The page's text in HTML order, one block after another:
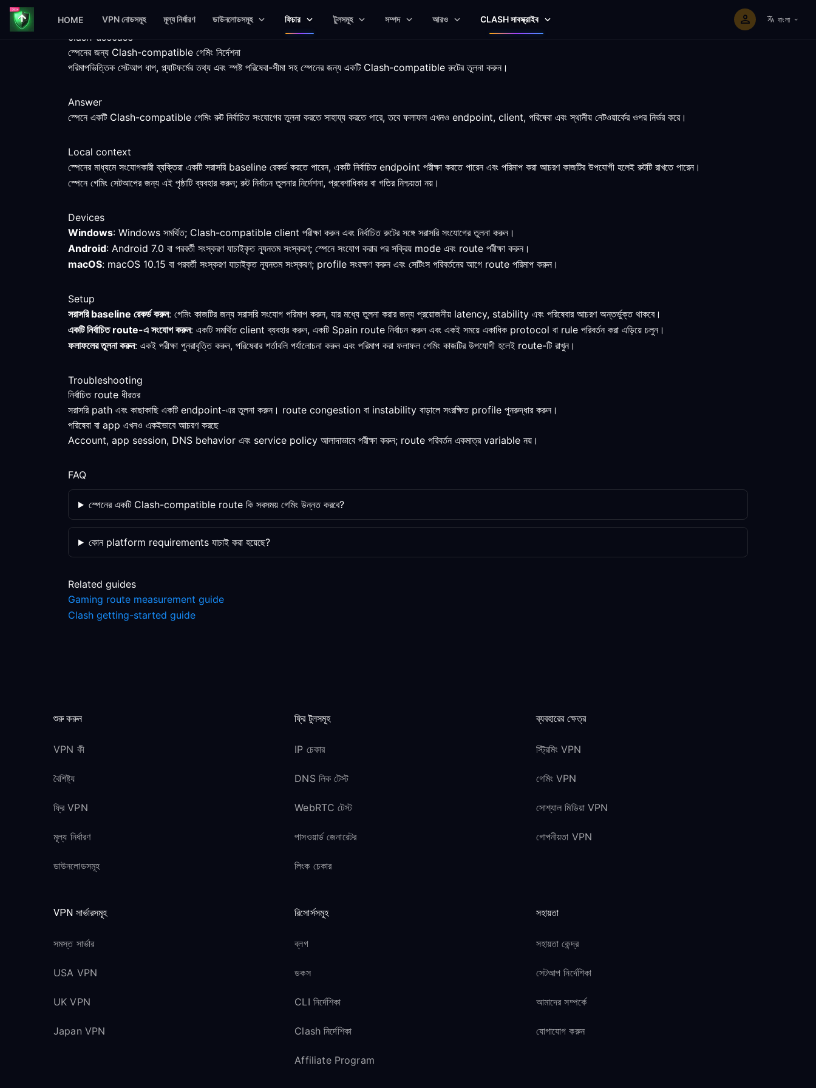
HOME VPN নোডসমূহ মূল্য নির্ধারণ ডাউনলোডসমূহ ফিচার টুলসমূহ সম্পদ আরও CLASH সাবস্ক্রাইব বাংলা
clash-usecase
স্পেনের জন্য Clash-compatible গেমিং নির্দেশনা
পরিমাপভিত্তিক সেটআপ ধাপ, প্ল্যাটফর্মের তথ্য এবং স্পষ্ট পরিষেবা-সীমা সহ স্পেনের জন্য একটি Clash-compatible রুটের তুলনা করুন।
Answer
স্পেনে একটি Clash-compatible গেমিং রুট নির্বাচিত সংযোগের তুলনা করতে সাহায্য করতে পারে, তবে ফলাফল এখনও endpoint, client, পরিষেবা এবং স্থানীয় নেটওয়ার্কের ওপর নির্ভর করে।
Local context
স্পেনের মাধ্যমে সংযোগকারী ব্যক্তিরা একটি সরাসরি baseline রেকর্ড করতে পারেন, একটি নির্বাচিত endpoint পরীক্ষা করতে পারেন এবং পরিমাপ করা আচরণ কাজটির উপযোগী হলেই রুটটি রাখতে পারেন।
স্পেনে গেমিং সেটআপের জন্য এই পৃষ্ঠাটি ব্যবহার করুন; রুট নির্বাচন তুলনার নির্দেশনা, প্রবেশাধিকার বা গতির নিশ্চয়তা নয়।
Devices
Windows: Windows সমর্থিত; Clash-compatible client পরীক্ষা করুন এবং নির্বাচিত রুটের সঙ্গে সরাসরি সংযোগের তুলনা করুন।
Android: Android 7.0 বা পরবর্তী সংস্করণ যাচাইকৃত ন্যূনতম সংস্করণ; স্পেনে সংযোগ করার পর সক্রিয় mode এবং route পরীক্ষা করুন।
macOS: macOS 10.15 বা পরবর্তী সংস্করণ যাচাইকৃত ন্যূনতম সংস্করণ; profile সংরক্ষণ করুন এবং সেটিংস পরিবর্তনের আগে route পরিমাপ করুন।
Setup
সরাসরি baseline রেকর্ড করুন: গেমিং কাজটির জন্য সরাসরি সংযোগ পরিমাপ করুন, যার মধ্যে তুলনা করার জন্য প্রয়োজনীয় latency, stability এবং পরিষেবার আচরণ অন্তর্ভুক্ত থাকবে।
একটি নির্বাচিত route-এ সংযোগ করুন: একটি সমর্থিত client ব্যবহার করুন, একটি Spain route নির্বাচন করুন এবং একই সময়ে একাধিক protocol বা rule পরিবর্তন করা এড়িয়ে চলুন।
ফলাফলের তুলনা করুন: একই পরীক্ষা পুনরাবৃত্তি করুন, পরিষেবার শর্তাবলি পর্যালোচনা করুন এবং পরিমাপ করা ফলাফল গেমিং কাজটির উপযোগী হলেই route-টি রাখুন।
Troubleshooting
নির্বাচিত route ধীরতর
সরাসরি path এবং কাছাকাছি একটি endpoint-এর তুলনা করুন। route congestion বা instability বাড়ালে সংরক্ষিত profile পুনরুদ্ধার করুন।
পরিষেবা বা app এখনও একইভাবে আচরণ করছে
Account, app session, DNS behavior এবং service policy আলাদাভাবে পরীক্ষা করুন; route পরিবর্তন একমাত্র variable নয়।
FAQ
স্পেনের একটি Clash-compatible route কি সবসময় গেমিং উন্নত করবে?
কোন platform requirements যাচাই করা হয়েছে?
Related guides
Gaming route measurement guide
Clash getting-started guide
শুরু করুন
VPN কী
বৈশিষ্ট্য
ফ্রি VPN
মূল্য নির্ধারণ
ডাউনলোডসমূহ
ফ্রি টুলসমূহ
IP চেকার
DNS লিক টেস্ট
WebRTC টেস্ট
পাসওয়ার্ড জেনারেটর
লিংক চেকার
ব্যবহারের ক্ষেত্র
স্ট্রিমিং VPN
গেমিং VPN
সোশ্যাল মিডিয়া VPN
গোপনীয়তা VPN
VPN সার্ভারসমূহ
সমস্ত সার্ভার
USA VPN
UK VPN
Japan VPN
রিসোর্সসমূহ
ব্লগ
ডকস
CLI নির্দেশিকা
Clash নির্দেশিকা
Affiliate Program
সহায়তা
সহায়তা কেন্দ্র
সেটআপ নির্দেশিকা
আমাদের সম্পর্কে
যোগাযোগ করুন